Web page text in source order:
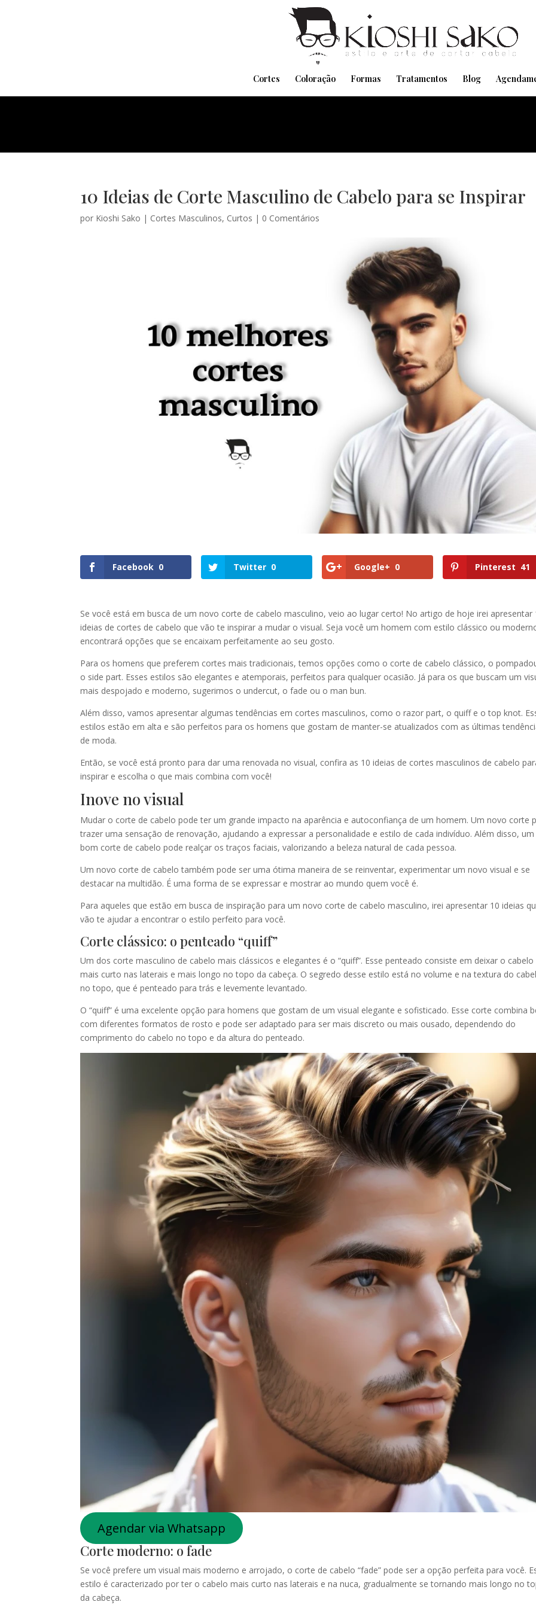
Cortes Coloração Formas Tratamentos Blog
10 Ideias de Corte Masculino de Cabelo para se Inspirar
por Kioshi Sako | Cortes Masculinos, Curtos | 0 Comentários
Facebook 0 Twitter 0 Google+ 0 Pinterest 41
Se você está em busca de um novo corte de cabelo masculino, veio ao lugar certo! No artigo de hoje irei apresentar
ideias de cortes de cabelo que vão te inspirar a mudar o visual. Seja você um homem com estilo clássico ou
encontrará opções que se encaixam perfeitamente ao seu gosto.
Para os homens que preferem cortes mais tradicionais, temos opções como o corte de cabelo clássico, o
o side part. Esses estilos são elegantes e atemporais, perfeitos para qualquer ocasião. Já para os que buscam um
mais despojado e moderno, sugerimos o undercut, o fade ou o man bun.
Além disso, vamos apresentar algumas tendências em cortes masculinos, como o razor part, o quiff e o top knot.
estilos estão em alta e são perfeitos para os homens que gostam de manter-se atualizados com as últimas
de moda.
Então, se você está pronto para dar uma renovada no visual, confira as 10 ideias de cortes masculinos de cabelo
inspirar e escolha o que mais combina com você!
Inove no visual
Mudar o corte de cabelo pode ter um grande impacto na aparência e autoconfiança de um homem. Um novo corte
trazer uma sensação de renovação, ajudando a expressar a personalidade e estilo de cada indivíduo. Além disso, um
bom corte de cabelo pode realçar os traços faciais, valorizando a beleza natural de cada pessoa.
Um novo corte de cabelo também pode ser uma ótima maneira de se reinventar, experimentar um novo visual e se
destacar na multidão. É uma forma de se expressar e mostrar ao mundo quem você é.
Para aqueles que estão em busca de inspiração para um novo corte de cabelo masculino, irei apresentar 10 ideias
vão te ajudar a encontrar o estilo perfeito para você.
Corte clássico: o penteado “quiff”
Um dos corte masculino de cabelo mais clássicos e elegantes é o “quiff”. Esse penteado consiste em deixar o cabelo
mais curto nas laterais e mais longo no topo da cabeça. O segredo desse estilo está no volume e na textura do
no topo, que é penteado para trás e levemente levantado.
O “quiff” é uma excelente opção para homens que gostam de um visual elegante e sofisticado. Esse corte combina
com diferentes formatos de rosto e pode ser adaptado para ser mais discreto ou mais ousado, dependendo do
comprimento do cabelo no topo e da altura do penteado.
Agendar via Whatsapp
Corte moderno: o fade
Se você prefere um visual mais moderno e arrojado, o corte de cabelo “fade” pode ser a opção perfeita para você.
estilo é caracterizado por ter o cabelo mais curto nas laterais e na nuca, gradualmente se tornando mais longo no
da cabeça.
Pensando em transformar seu Visual??
Agende pelo Whatsapp